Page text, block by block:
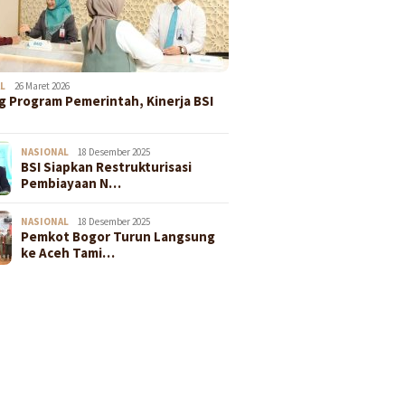
26 Maret 2026
Program Pemerintah, Kinerja BSI
NASIONAL 18 Desember 2025
BSI Siapkan Restrukturisasi
Pembiayaan N…
NASIONAL 18 Desember 2025
Pemkot Bogor Turun Langsung
ke Aceh Tami…